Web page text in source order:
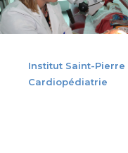
Institut Saint-Pierre
Cardiopédiatrie